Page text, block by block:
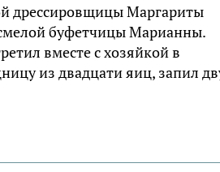
дрессировщицы Маргариты
буфетчицы Марианны.
вместе с хозяйкой в
из двадцати яиц, запил